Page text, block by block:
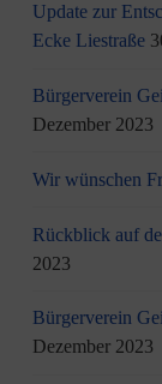
Update zur
Ecke Liestraße
Bürgerverein
Dezember 2023
Wir wünschen
Rückblick auf
2023
Bürgerverein
Dezember 2023